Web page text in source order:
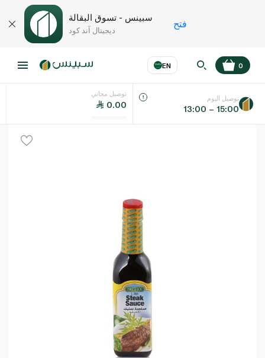
سبينس - تسوق البقالة
ديجيتال آند كود
فتح
EN
اللغة عر
0
توصيل مجاني
0.00
توصيل اليوم
13:00 – 15:00